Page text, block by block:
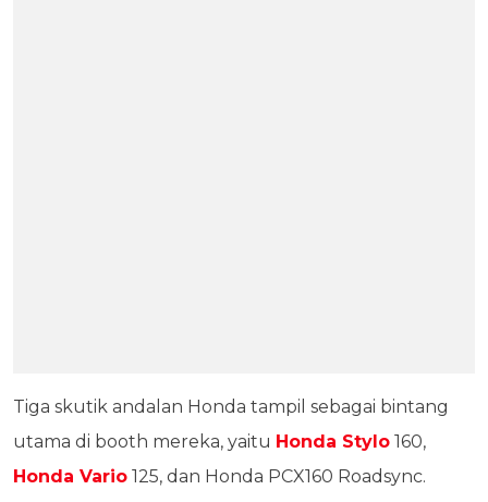
Tiga skutik andalan Honda tampil sebagai bintang
utama di booth mereka, yaitu Honda Stylo 160,
Honda Vario 125, dan Honda PCX160 Roadsync.